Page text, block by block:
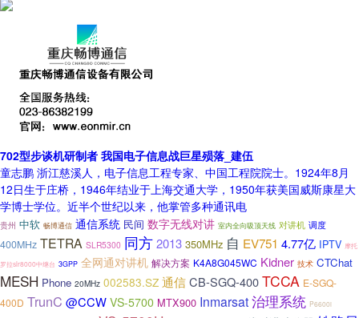
702型步谈机研制者 我国电子信息战巨星殒落_建伍
童志鹏 浙江慈溪人，电子信息工程专家、中国工程院院士。1924年8月
12日生于庄桥，1946年结业于上海交通大学，1950年获美国威斯康星大
学博士学位。近半个世纪以来，他掌管多种通讯电
贵州 中软 畅博通信 通信系统 民间 数字无线对讲 室内全向吸顶天线 对讲机 调度
400MHz TETRA SLR5300 同方2013 350MHz 自 EV751 4.77亿 IPTV 摩托
罗拉slr8000中继台 3GPP 全网通对讲机 解决方案 K4A8G045WC Kidner 技术 CTChat
MESH Phone 20MHz 002583.SZ 通信CB-SGQ-400TCCA E-SGQ-
400D TrunC @CCW VS-5700 MTX900 Inmarsat治理系统 P6600i